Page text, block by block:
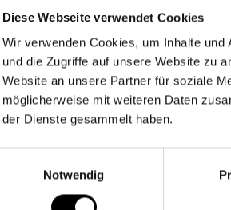
Diese Webseite verwendet Cookies
Wir verwenden Cookies, um Inhalte
und die Zugriffe auf unsere Website zu
Website an unsere Partner für soziale
möglicherweise mit weiteren Daten
der Dienste gesammelt haben.
Notwendig
Konditionen